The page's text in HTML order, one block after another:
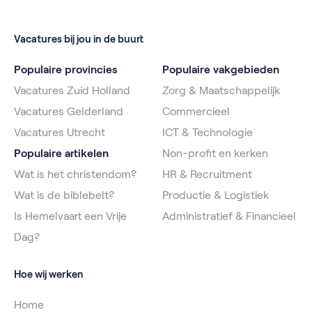
Vacatures bij jou in de buurt
Populaire provincies
Vacatures Zuid Holland
Vacatures Gelderland
Vacatures Utrecht
Populaire artikelen
Wat is het christendom?
Wat is de biblebelt?
Is Hemelvaart een Vrije
Dag?
Populaire vakgebieden
Zorg & Maatschappelijk
Commercieel
ICT & Technologie
Non-profit en kerken
HR & Recruitment
Productie & Logistiek
Administratief & Financieel
Hoe wij werken
Home